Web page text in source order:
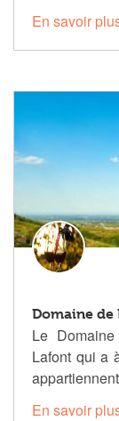
En savoir
Domaine de
Le
Lafont qui a
En savoir